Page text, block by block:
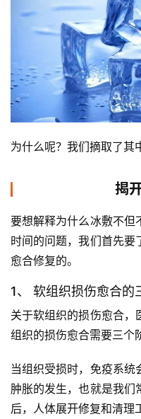
为什么呢？我们摘取了其
揭
要想解释为什么冰敷不但
时间的问题，我们首先要
愈合修复的。
1、 软组织损伤愈合的
关于软组织的损伤愈合，
组织的损伤愈合需要三
当组织受损时，免疫系统
肿胀的发生，也就是我们
后，人体展开修复和清理